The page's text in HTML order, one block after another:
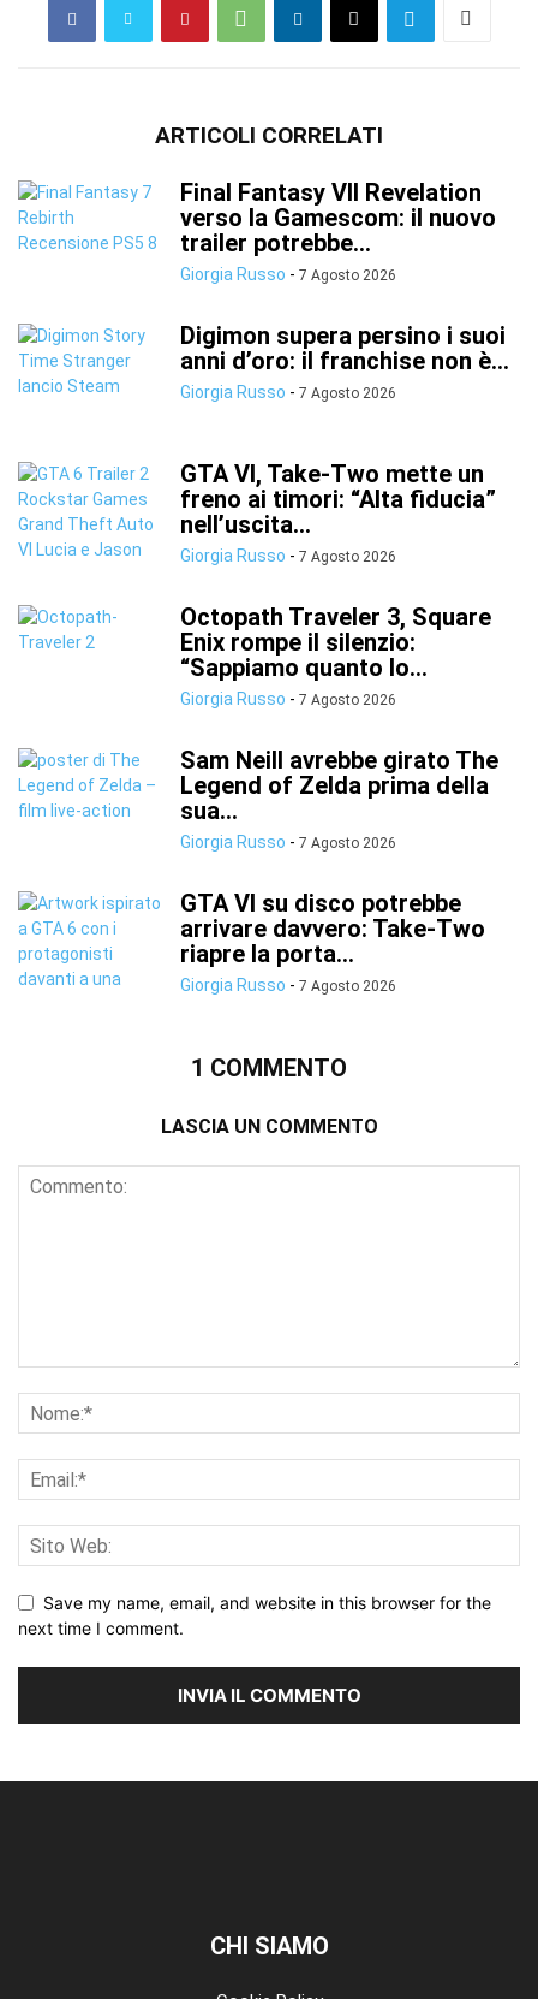
ARTICOLI CORRELATI
Final Fantasy VII Revelation
verso la Gamescom: il nuovo
trailer potrebbe...
Giorgia Russo - 7 Agosto 2026
Digimon supera persino i suoi
anni d’oro: il franchise non è...
Giorgia Russo - 7 Agosto 2026
GTA VI, Take-Two mette un
freno ai timori: “Alta fiducia”
nell’uscita...
Giorgia Russo - 7 Agosto 2026
Octopath Traveler 3, Square
Enix rompe il silenzio:
“Sappiamo quanto lo...
Giorgia Russo - 7 Agosto 2026
Sam Neill avrebbe girato The
Legend of Zelda prima della
sua...
Giorgia Russo - 7 Agosto 2026
GTA VI su disco potrebbe
arrivare davvero: Take-Two
riapre la porta...
Giorgia Russo - 7 Agosto 2026
1 COMMENTO
LASCIA UN COMMENTO
Save my name, email, and website in this browser for the
next time I comment.
CHI SIAMO